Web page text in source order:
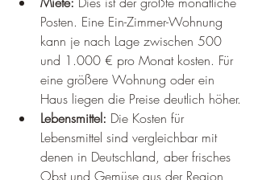
Posten. Eine Ein-Zimmer-Wohnung
kann je nach Lage zwischen 500
und 1.000 € pro Monat kosten. Für
eine größere Wohnung oder ein
Haus liegen die Preise deutlich höher.
Lebensmittel: Die Kosten für
Lebensmittel sind vergleichbar mit
denen in Deutschland, aber frisches
Obst und Gemüse aus der Region